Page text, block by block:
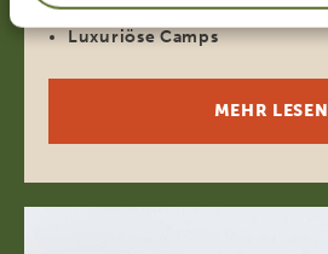
Tierwelt in all ihren Facetten
Luxuriöse Camps
MEHR LESEN